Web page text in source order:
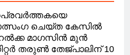
ചെയ്ത കേസിൽ
മാഗസിൻ മുൻ
തരുൺ തേജ്പാലിന് 10